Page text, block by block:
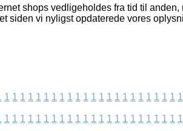
shops vedligeholdes fra tid til
siden vi nyligst opdaterede vores
1 1 1 1 1 1 1 1 1 1 1 1 1 1 1 1 1 1 1 1 1 1 1
1 1 1 1 1 1 1 1 1 1 1 1 1 1 1 1 1 1 1 1 1 1 1